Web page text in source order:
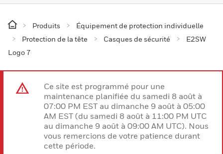
Produits
Équipement de protection individuelle
Protection de la tête
Casques de sécurité
E2SW
Logo 7
Ce site est programmé pour une
maintenance planifiée du samedi 8 août à
07:00 PM EST au dimanche 9 août à 05:00
AM EST (du samedi 8 août à 11:00 PM UTC
au dimanche 9 août à 09:00 AM UTC). Nous
vous remercions de votre patience durant
cette période.